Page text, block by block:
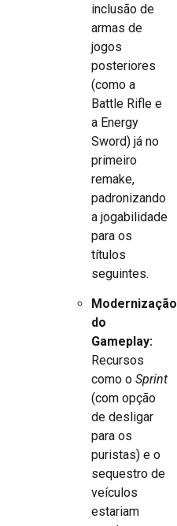
inclusão de
armas de
jogos
posteriores
(como a
Battle Rifle e
a Energy
Sword) já no
primeiro
remake,
padronizando
a jogabilidade
para os
títulos
seguintes.
Modernização
do
Gameplay:
Recursos
como o Sprint
(com opção
de desligar
para os
puristas) e o
sequestro de
veículos
estariam